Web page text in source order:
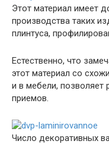
Этот материал имеет
производства таких
плинтуса,
Естественно, что
этот материал со
и в мебели, позволяет
приемов.
Число декоративных